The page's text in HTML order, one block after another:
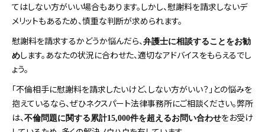
てはしない方がいい場合もあります。しかし、慰謝料を請求しないデ
メリットもあるため、慎重な判断が求められます。
慰謝料を請求するかどうか悩んだら、弁護士に相談することをお勧
めします。あなたの状況に合わせた、適切なアドバイスをもらえるでし
ょう。
「不倫相手に慰謝料を請求したいけど、しない方がいい？」との悩みを
抱えているなら、ぜひネクスパート法律事務所にご相談ください。弊所
は、不倫問題に関する累計15,000件を超えるお問い合わせをお受け